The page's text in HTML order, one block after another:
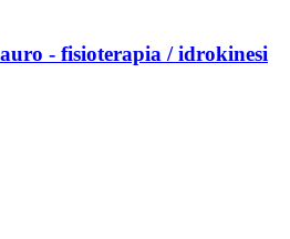
- fisioterapia / idrokinesi